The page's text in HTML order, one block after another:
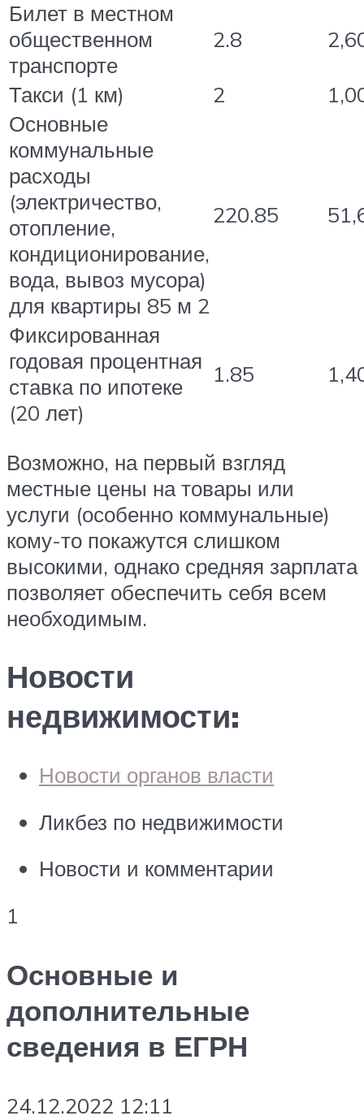
Билет в местном
общественном
транспорте
2.8
Такси (1 км) 2
Основные
коммунальные
расходы
(электричество,
отопление,
кондиционирование,
вода, вывоз мусора)
для квартиры 85 м 2
220.85
Фиксированная
годовая процентная
ставка по ипотеке
(20 лет)
1.85
Возможно, на первый взгляд
местные цены на товары или
услуги (особенно коммунальные)
кому-то покажутся слишком
высокими, однако средняя зарплата
позволяет обеспечить себя всем
необходимым.
Новости
недвижимости:
Новости органов власти
Ликбез по недвижимости
Новости и комментарии
1
Основные и
дополнительные
сведения в ЕГРН
24.12.2022 12:11